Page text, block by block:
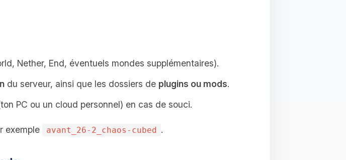
Nether, End, éventuels mondes supplémentaires).
du serveur, ainsi que les dossiers de plugins ou mods.
PC ou un cloud personnel) en cas de souci.
exemple avant_26-2_chaos-cubed .